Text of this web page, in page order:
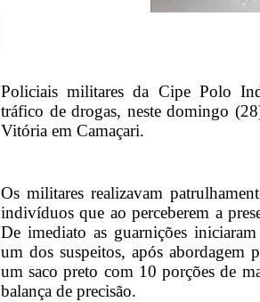
Policiais militares da Cipe Polo
tráfico de drogas, neste domingo
Vitória em Camaçari.
Os militares realizavam
indivíduos que ao perceberem a
De imediato as guarnições
um dos suspeitos, após
um saco preto com 10 porções de
balança de precisão.